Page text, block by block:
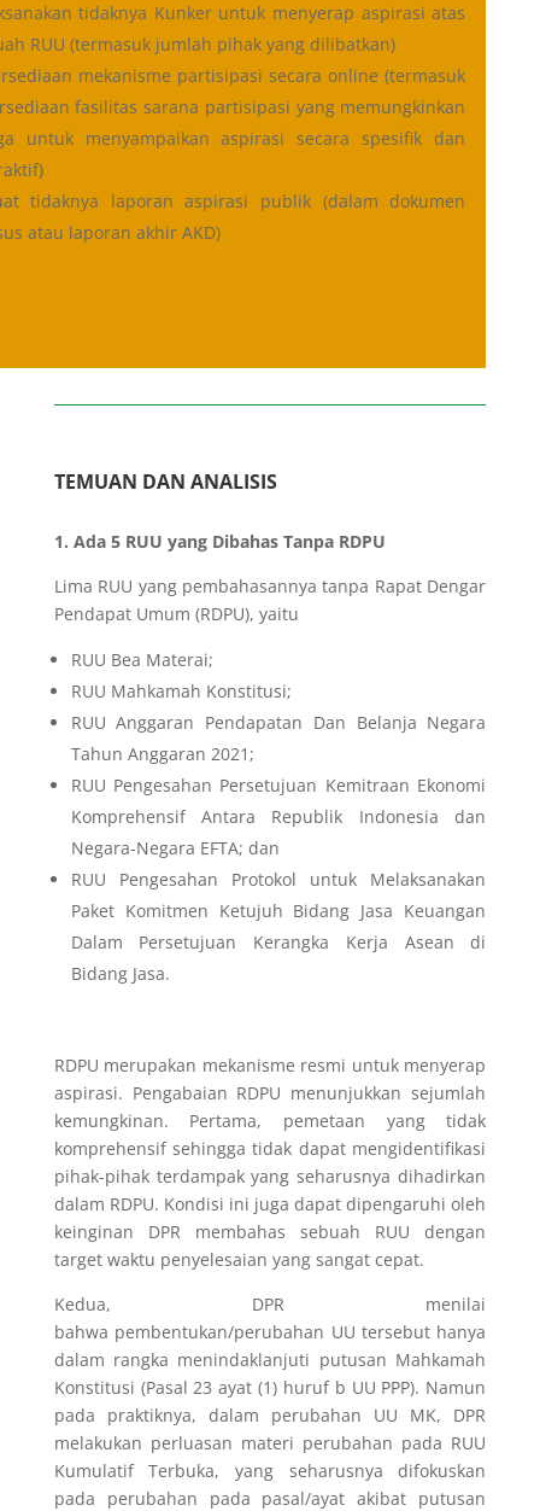
tidaknya Kunker untuk menyerap aspirasi atas
RUU (termasuk jumlah pihak yang dilibatkan)
mekanisme partisipasi secara online (termasuk
fasilitas sarana partisipasi yang memungkinkan
untuk menyampaikan aspirasi secara spesifik dan
tidaknya laporan aspirasi publik (dalam dokumen
atau laporan akhir AKD)
TEMUAN DAN ANALISIS
1. Ada 5 RUU yang Dibahas Tanpa RDPU
Lima RUU yang pembahasannya tanpa Rapat Dengar
Pendapat Umum (RDPU), yaitu
RUU Bea Materai;
RUU Mahkamah Konstitusi;
RUU Anggaran Pendapatan Dan Belanja Negara
Tahun Anggaran 2021;
RUU Pengesahan Persetujuan Kemitraan Ekonomi
Komprehensif Antara Republik Indonesia dan
Negara-Negara EFTA; dan
RUU Pengesahan Protokol untuk Melaksanakan
Paket Komitmen Ketujuh Bidang Jasa Keuangan
Dalam Persetujuan Kerangka Kerja Asean di
Bidang Jasa.
RDPU merupakan mekanisme resmi untuk menyerap
aspirasi. Pengabaian RDPU menunjukkan sejumlah
kemungkinan. Pertama, pemetaan yang tidak
komprehensif sehingga tidak dapat mengidentifikasi
pihak-pihak terdampak yang seharusnya dihadirkan
dalam RDPU. Kondisi ini juga dapat dipengaruhi oleh
keinginan DPR membahas sebuah RUU dengan
target waktu penyelesaian yang sangat cepat.
Kedua, DPR menilai
bahwa pembentukan/perubahan UU tersebut hanya
dalam rangka menindaklanjuti putusan Mahkamah
Konstitusi (Pasal 23 ayat (1) huruf b UU PPP). Namun
pada praktiknya, dalam perubahan UU MK, DPR
melakukan perluasan materi perubahan pada RUU
Kumulatif Terbuka, yang seharusnya difokuskan
pada perubahan pada pasal/ayat akibat putusan